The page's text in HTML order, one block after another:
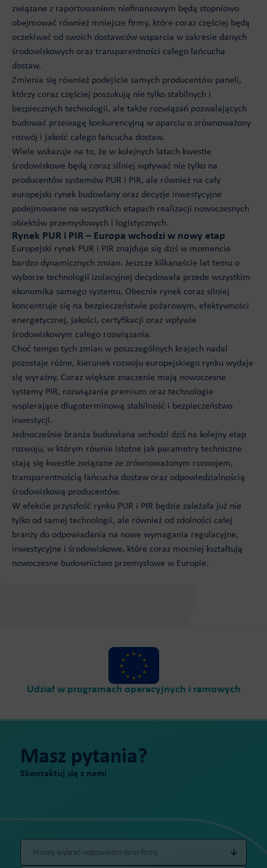
związane z raportowaniem niefinansowym będą stopniowo
obejmować również mniejsze firmy, które coraz częściej będą
oczekiwać od swoich dostawców wsparcia w zakresie danych
środowiskowych oraz transparentności całego łańcucha
dostaw.
Zmienia się również podejście samych producentów paneli,
którzy coraz częściej poszukują nie tylko stabilnych i
bezpiecznych technologii, ale także rozwiązań pozwalających
budować przewagę konkurencyjną w oparciu o zrównoważony
rozwój i jakość całego łańcucha dostaw.
Wiele wskazuje na to, że w kolejnych latach kwestie
środowiskowe będą coraz silniej wpływać nie tylko na
producentów systemów PUR i PIR, ale również na cały
europejski rynek budowlany oraz decyzje inwestycyjne
podejmowane na wszystkich etapach realizacji nowoczesnych
obiektów przemysłowych i logistycznych.
Rynek PUR i PIR – Europa wchodzi w nowy etap
Europejski rynek PUR i PIR znajduje się dziś w momencie
bardzo dynamicznych zmian. Jeszcze kilkanaście lat temu o
wyborze technologii izolacyjnej decydowała przede wszystkim
ekonomika samego systemu. Obecnie rynek coraz silniej
koncentruje się na bezpieczeństwie pożarowym, efektywności
energetycznej, jakości, certyfikacji oraz wpływie
środowiskowym całego rozwiązania.
Choć tempo tych zmian w poszczególnych krajach nadal
pozostaje różne, kierunek rozwoju europejskiego rynku wydaje
się wyraźny. Coraz większe znaczenie mają nowoczesne
systemy PIR, rozwiązania premium oraz technologie
wspierające długoterminową stabilność i bezpieczeństwo
inwestycji.
Jednocześnie branża budowlana wchodzi dziś na kolejny etap
rozwoju, w którym równie istotne jak parametry techniczne
stają się kwestie związane ze zrównoważonym rozwojem,
transparentnością łańcucha dostaw oraz odpowiedzialnością
środowiskową producentów.
W efekcie przyszłość rynku PUR i PIR będzie zależała już nie
tylko od samej technologii, ale również od zdolności całej
branży do odpowiadania na nowe wymagania regulacyjne,
inwestycyjne i środowiskowe, które coraz mocniej kształtują
nowoczesne budownictwo przemysłowe w Europie.
Udział w programach operacyjnych i ramowych
Masz pytania?
Skontaktuj się z nami